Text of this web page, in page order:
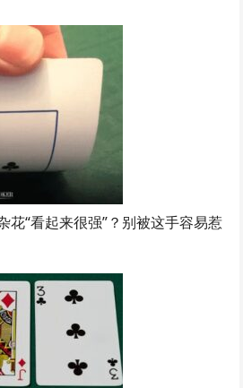
花“看起来很强”？别被这手容易惹